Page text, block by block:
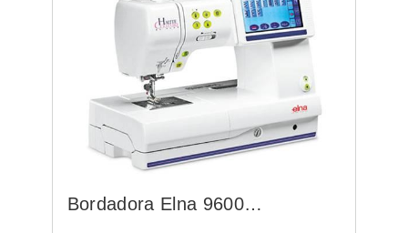
Bordadora Elna 9600